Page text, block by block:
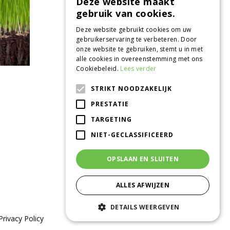
CONTACT
Tuincentrum de Oude Tol
Grintweg 360
6704 AS Wageningen
0317 - 41 08 35
info@tuincentrumdeoudetol.nl
Beoordeel ons viaGoogle!
Policy
gebruik van cookies.
Deze website gebruikt cookies om uw
gebruikerservaring te verbeteren. Door
onze website te gebruiken, stemt u in met
alle cookies in overeenstemming met ons
Cookiebeleid. Lees verder
STRIKT NOODZAKELIJK
PRESTATIE
TARGETING
NIET-GECLASSIFICEERD
OPSLAAN EN SLUITEN
ALLES AFWIJZEN
DETAILS WEERGEVEN